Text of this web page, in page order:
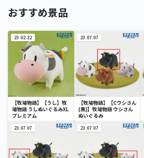
おすすめ景品
23.02.22
【牧場物語】【うし】牧
場物語 うしぬいぐるみXL
プレミアム
23.07.07
【牧場物語】【Cウシさん
(黒)】牧場物語 ウシさん
ぬいぐるみ
23.07.07 23.07.07